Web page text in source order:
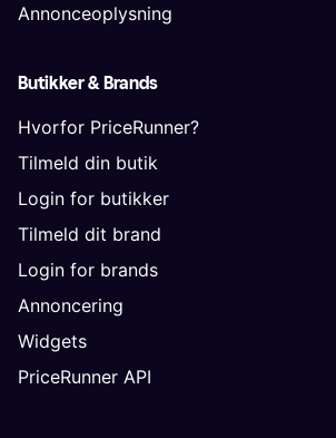
Annonceoplysning
Butikker & Brands
Hvorfor PriceRunner?
Tilmeld din butik
Login for butikker
Tilmeld dit brand
Login for brands
Annoncering
Widgets
PriceRunner API